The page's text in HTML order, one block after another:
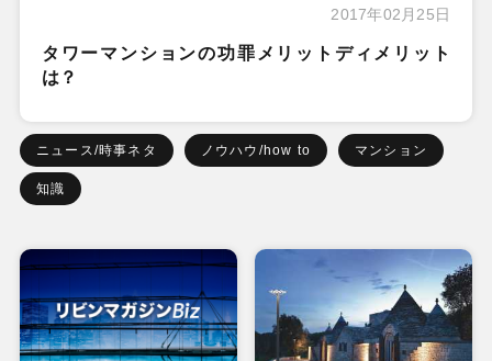
2017年02月25日
タワーマンションの功罪メリットディメリット
は？
ニュース/時事ネタ ノウハウ/how to マンション
知識